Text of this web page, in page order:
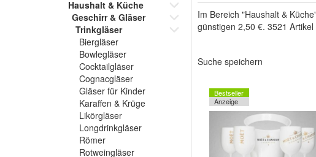
Haushalt & Küche
Geschirr & Gläser
Trinkgläser
Biergläser
Bowlegläser
Cocktailgläser
Cognacgläser
Gläser für Kinder
Karaffen & Krüge
Likörgläser
Longdrinkgläser
Römer
Rotweingläser
Im Bereich "Haushalt &
günstigen 2,50 €. 3521
Suche speichern
Bestseller
Anzeige